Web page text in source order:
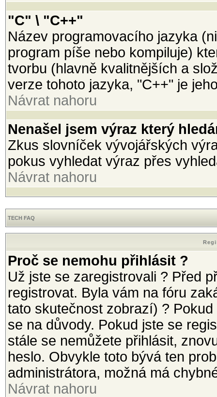
"C" \ "C++"
Název programovacího jazyka
program píše nebo kompiluje)
tvorbu (hlavně kvalitnějších a
verze tohoto jazyka, "C++" je
Návrat nahoru
Nenašel jsem výraz který
Zkus slovníček vývojářských
pokus vyhledat výraz přes
Návrat nahoru
TECH FAQ
Proč se nemohu přihlásit ?
Už jste se zaregistrovali ? Před
registrovat. Byla vám na fóru
tato skutečnost zobrazí) ?
se na důvody. Pokud jste se
stále se nemůžete přihlásit,
heslo. Obvykle toto bývá ten
administrátora, možná má
Návrat nahoru